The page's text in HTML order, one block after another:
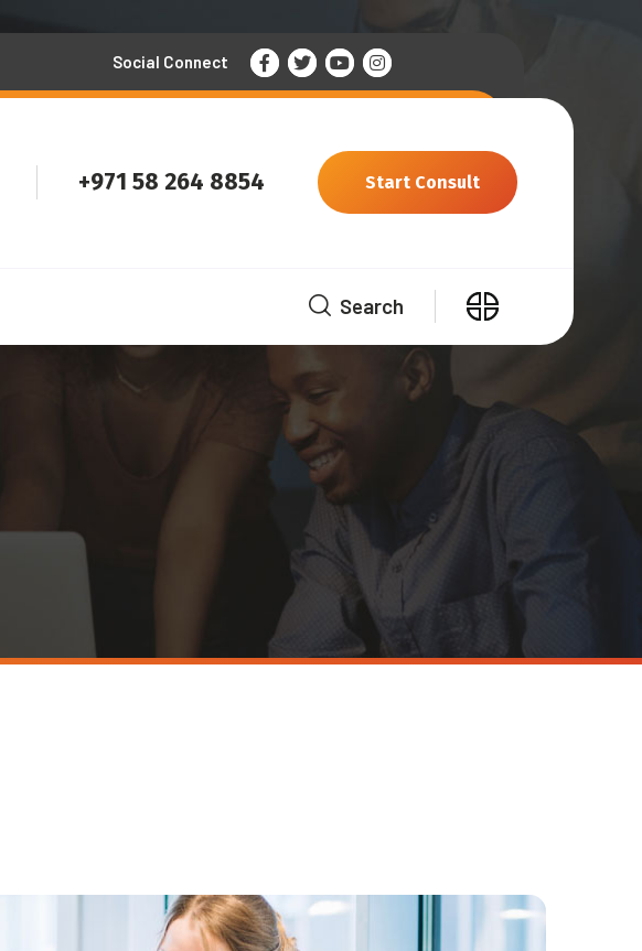
Social Connect
+971 58 264 8854 Start Consult
Search